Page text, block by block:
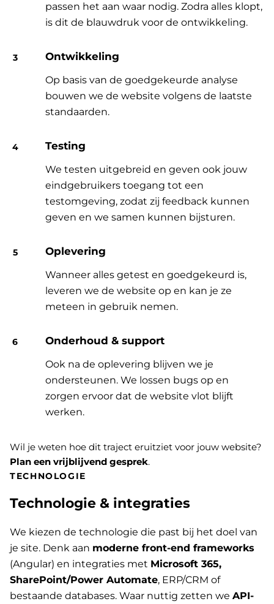
passen het aan waar nodig. Zodra alles klopt,
is dit de blauwdruk voor de ontwikkeling.
Ontwikkeling
Op basis van de goedgekeurde analyse
bouwen we de website volgens de laatste
standaarden.
Testing
We testen uitgebreid en geven ook jouw
eindgebruikers toegang tot een
testomgeving, zodat zij feedback kunnen
geven en we samen kunnen bijsturen.
Oplevering
Wanneer alles getest en goedgekeurd is,
leveren we de website op en kan je ze
meteen in gebruik nemen.
Onderhoud & support
Ook na de oplevering blijven we je
ondersteunen. We lossen bugs op en
zorgen ervoor dat de website vlot blijft
werken.
Wil je weten hoe dit traject eruitziet voor jouw website?
Plan een vrijblijvend gesprek.
TECHNOLOGIE
Technologie & integraties
We kiezen de technologie die past bij het doel van
je site. Denk aan moderne front-end frameworks
(Angular) en integraties met Microsoft 365,
SharePoint/Power Automate, ERP/CRM of
bestaande databases. Waar nuttig zetten we API-